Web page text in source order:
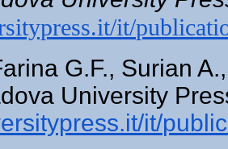
it/
G.F., Surian
University
it/